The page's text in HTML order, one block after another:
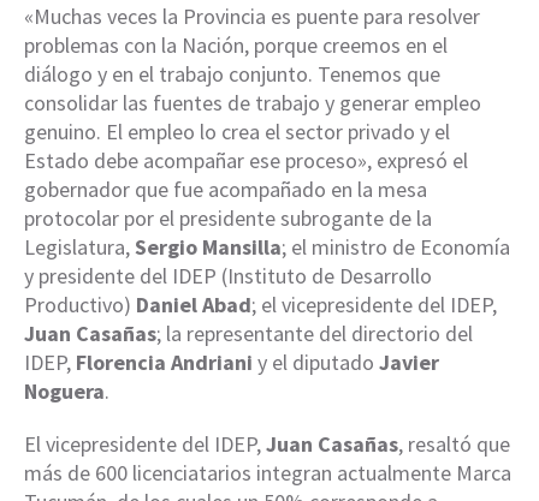
«Muchas veces la Provincia es puente para resolver
problemas con la Nación, porque creemos en el
diálogo y en el trabajo conjunto. Tenemos que
consolidar las fuentes de trabajo y generar empleo
genuino. El empleo lo crea el sector privado y el
Estado debe acompañar ese proceso», expresó el
gobernador que fue acompañado en la mesa
protocolar por el presidente subrogante de la
Legislatura,Sergio Mansilla; el ministro de Economía
y presidente del IDEP (Instituto de Desarrollo
Productivo) Daniel Abad; el vicepresidente del IDEP,
Juan Casañas; la representante del directorio del
IDEP, Florencia Andriani y el diputado Javier
Noguera.
El vicepresidente del IDEP,Juan Casañas, resaltó que
más de 600 licenciatarios integran actualmente Marca